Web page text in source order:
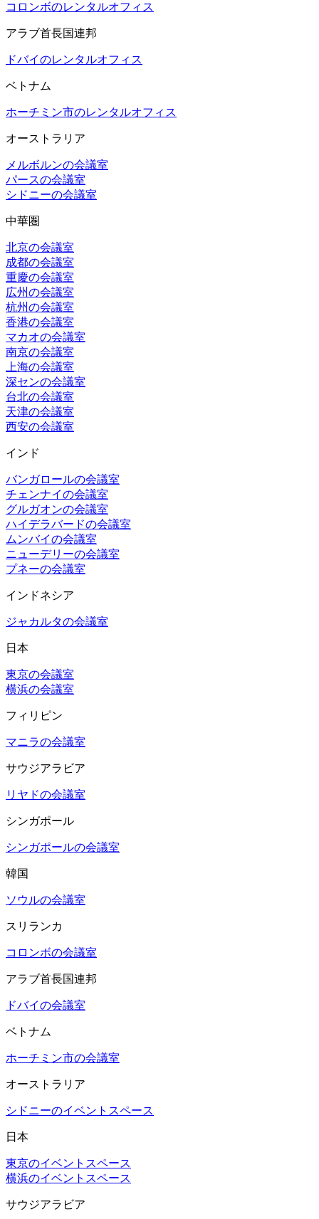
コロンボのレンタルオフィス
アラブ首長国連邦
ドバイのレンタルオフィス
ベトナム
ホーチミン市のレンタルオフィス
オーストラリア
メルボルンの会議室
パースの会議室
シドニーの会議室
中華圏
北京の会議室
成都の会議室
重慶の会議室
広州の会議室
杭州の会議室
香港の会議室
マカオの会議室
南京の会議室
上海の会議室
深センの会議室
台北の会議室
天津の会議室
西安の会議室
インド
バンガロールの会議室
チェンナイの会議室
グルガオンの会議室
ハイデラバードの会議室
ムンバイの会議室
ニューデリーの会議室
プネーの会議室
インドネシア
ジャカルタの会議室
日本
東京の会議室
横浜の会議室
フィリピン
マニラの会議室
サウジアラビア
リヤドの会議室
シンガポール
シンガポールの会議室
韓国
ソウルの会議室
スリランカ
コロンボの会議室
アラブ首長国連邦
ドバイの会議室
ベトナム
ホーチミン市の会議室
オーストラリア
シドニーのイベントスペース
日本
東京のイベントスペース
横浜のイベントスペース
サウジアラビア